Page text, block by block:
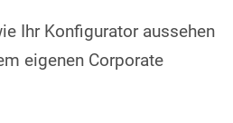
Ihr Konfigurator aussehen
eigenen Corporate